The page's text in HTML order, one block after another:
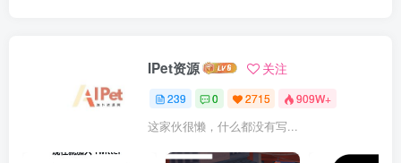
IPet资源 关注
239 0 2715 909W+
这家伙很懒，什么都没有写...